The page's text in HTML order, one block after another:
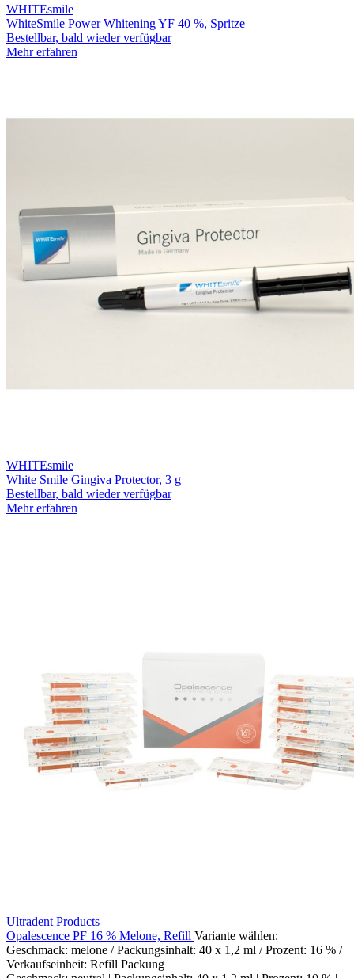
WHITEsmile
WhiteSmile Power Whitening YF 40 %, Spritze
Bestellbar, bald wieder verfügbar
Mehr erfahren
WHITEsmile
White Smile Gingiva Protector, 3 g
Bestellbar, bald wieder verfügbar
Mehr erfahren
Ultradent Products
Opalescence PF 16 % Melone, Refill Variante wählen:
Geschmack: melone / Packungsinhalt: 40 x 1,2 ml / Prozent: 16 % /
Verkaufseinheit: Refill Packung